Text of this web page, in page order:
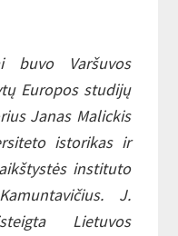
buvo Varšuvos
Europos studijų
Janas Malickis
istorikas ir
instituto
J.
Lietuvos